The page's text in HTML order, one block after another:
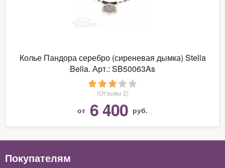
Колье Пандора серебро (сиреневая дымка) Stella
Bella. Арт.: SB50063As
(Отзывы 2)
от 6 400 руб.
Покупателям